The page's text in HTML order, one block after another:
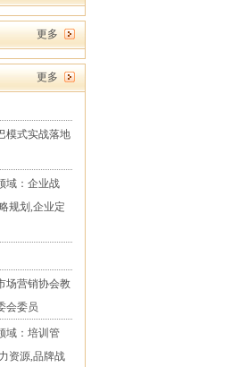
更多
更多
模式实战落地
域：企业战
规划,企业定
场营销协会教
会委员
域：培训管
资源,品牌战